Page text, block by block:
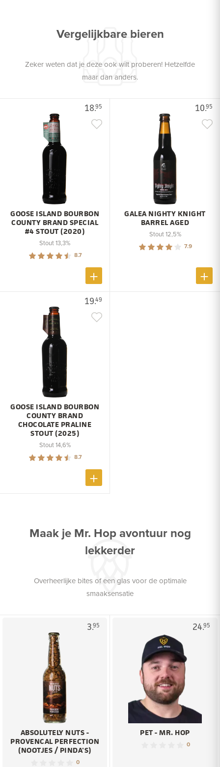
Vergelijkbare bieren
Zeker weten dat je deze ook wilt proberen! Hetzelfde
maar dan anders.
18.95
GOOSE ISLAND BOURBON
COUNTY BRAND SPECIAL
#4 STOUT (2020)
Stout 13,3%
8.7
10.95
GALEA NIGHTY KNIGHT
BARREL AGED
Stout 12,5%
7.9
19.49
GOOSE ISLAND BOURBON
COUNTY BRAND
CHOCOLATE PRALINE
STOUT (2025)
Stout 14,6%
8.7
Maak je Mr. Hop avontuur nog
lekkerder
Overheerlijke bites of een glas voor de optimale
smaaksensatie
3.95
ABSOLUTELY NUTS -
PROVENCAL PERFECTION
(NOOTJES / PINDA'S)
0
24.95
PET - MR. HOP
0